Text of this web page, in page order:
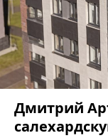
Дмитрий